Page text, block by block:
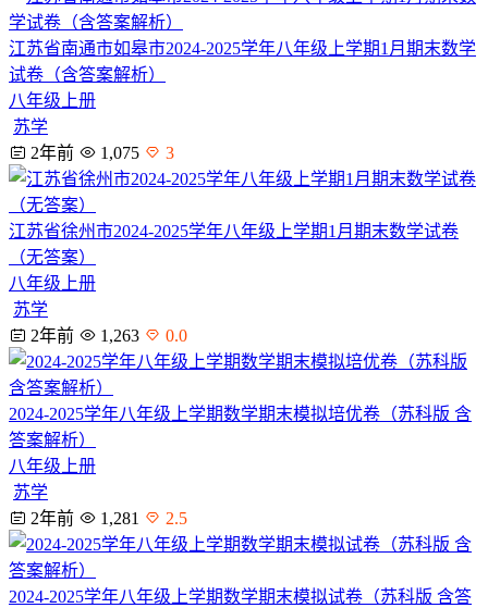
江苏省南通市如皋市2024-2025学年八年级上学期1月期末数学
试卷（含答案解析）
八年级上册
苏学
2年前
1,075 3
江苏省徐州市2024-2025学年八年级上学期1月期末数学试卷
（无答案）
八年级上册
苏学
2年前
1,263 0.0
2024-2025学年八年级上学期数学期末模拟培优卷（苏科版 含
答案解析）
八年级上册
苏学
2年前
1,281 2.5
2024-2025学年八年级上学期数学期末模拟试卷（苏科版 含答